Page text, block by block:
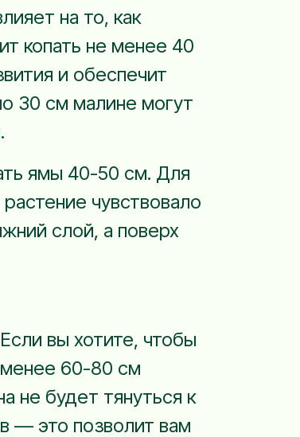
на то, как
копать не менее 40
и обеспечит
30 см малине могут
ямы 40-50 см. Для
чувствовало
слой, а поверх
вы хотите, чтобы
менее 60-80 см
не будет тянуться к
— это позволит вам